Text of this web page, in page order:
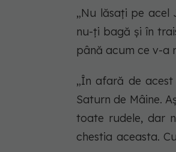
„Nu lăsați pe acel
nu-ți bagă și în
până acum ce v-a
„În afară de
Saturn de Mâine.
toate rudele, dar
chestia aceasta.